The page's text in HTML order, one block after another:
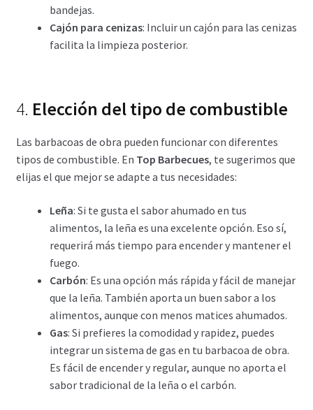
bandejas.
Cajón para cenizas: Incluir un cajón para las cenizas
facilita la limpieza posterior.
4. Elección del tipo de combustible
Las barbacoas de obra pueden funcionar con diferentes
tipos de combustible. En Top Barbecues, te sugerimos que
elijas el que mejor se adapte a tus necesidades:
Leña: Si te gusta el sabor ahumado en tus
alimentos, la leña es una excelente opción. Eso sí,
requerirá más tiempo para encender y mantener el
fuego.
Carbón: Es una opción más rápida y fácil de manejar
que la leña. También aporta un buen sabor a los
alimentos, aunque con menos matices ahumados.
Gas: Si prefieres la comodidad y rapidez, puedes
integrar un sistema de gas en tu barbacoa de obra.
Es fácil de encender y regular, aunque no aporta el
sabor tradicional de la leña o el carbón.